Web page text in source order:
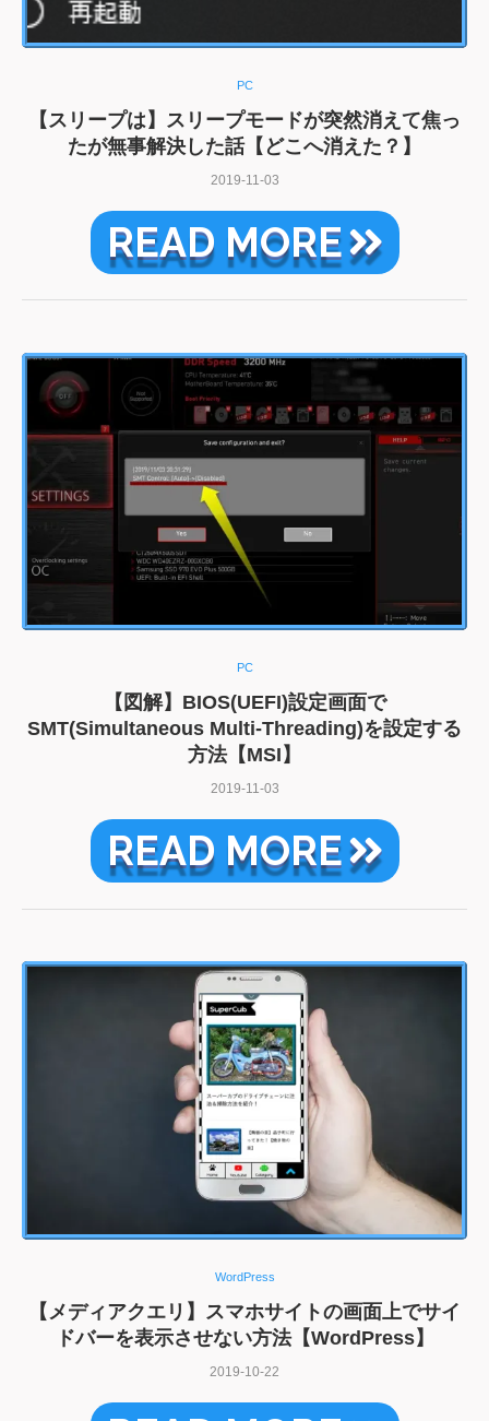
PC
【スリープは】スリープモードが突然消えて焦っ
たが無事解決した話【どこへ消えた？】
2019-11-03
READ MORE
PC
【図解】BIOS(UEFI)設定画面で
SMT(Simultaneous Multi-Threading)を設定する
方法【MSI】
2019-11-03
READ MORE
WordPress
【メディアクエリ】スマホサイトの画面上でサイ
ドバーを表示させない方法【WordPress】
2019-10-22